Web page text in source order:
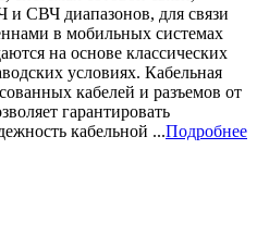
и СВЧ диапазонов, для связи
в мобильных системах
на основе классических
условиях. Кабельная
кабелей и разъемов от
гарантировать
кабельной ...Подробнее